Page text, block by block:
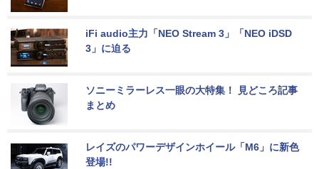
iFi audio主力「NEO Stream 3」「NEO iDSD
3」に迫る
ソニーミラーレス一眼の大特集！ 見どころ記事
まとめ
レイズのパワーデザインホイール「M6」に新色
登場!!